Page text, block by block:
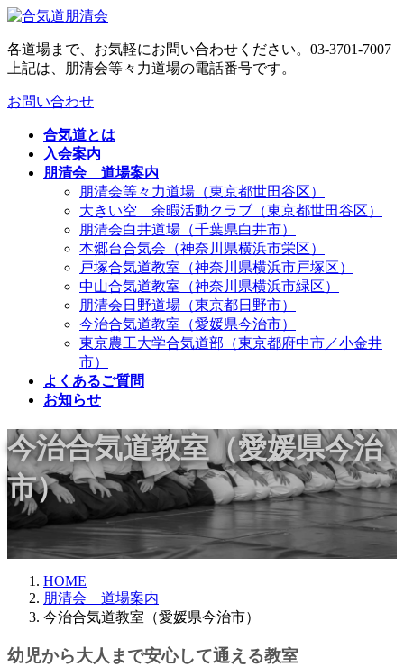
コ
テ
ン
へ
ナ
ゲ
ー
ョ
各道場まで、お気軽にお問い合わせください。 03-3701-7007
上記は、朋清会等々力道場の電話番号です。
お問い合わせ
合気道とは
入会案内
朋清会 道場案内
朋清会等々力道場（東京都世田谷区）
大きい空 余暇活動クラブ（東京都世田谷区）
朋清会白井道場（千葉県白井市）
本郷台合気会（神奈川県横浜市栄区）
戸塚合気道教室（神奈川県横浜市戸塚区）
中山合気道教室（神奈川県横浜市緑区）
朋清会日野道場（東京都日野市）
今治合気道教室（愛媛県今治市）
東京農工大学合気道部（東京都府中市／小金井
市）
よくあるご質問
お知らせ
今治合気道教室（愛媛県今治
市）
HOME
朋清会 道場案内
今治合気道教室（愛媛県今治市）
幼児から大人まで安心して通える教室